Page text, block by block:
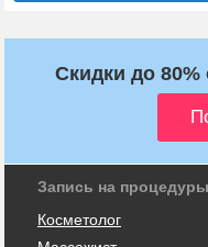
Скидки до 80%
Запись на
Косметолог